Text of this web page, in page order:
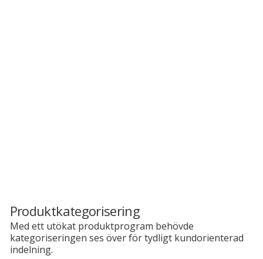
Produktkategorisering
Med ett utökat produktprogram behövde
kategoriseringen ses över för tydligt kundorienterad
indelning.